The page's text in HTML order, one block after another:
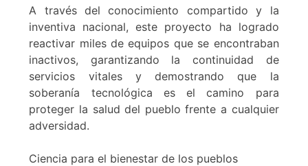
A través del conocimiento compartido y la
inventiva nacional, este proyecto ha logrado
reactivar miles de equipos que se encontraban
inactivos, garantizando la continuidad de
servicios vitales y demostrando que la
soberanía tecnológica es el camino para
proteger la salud del pueblo frente a cualquier
adversidad.
Ciencia para el bienestar de los pueblos